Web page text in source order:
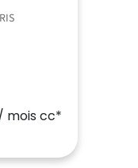
mois cc*